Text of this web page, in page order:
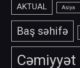
AKTUAL Asiya
Baş səhifə
Cəmiyyət